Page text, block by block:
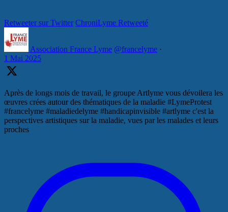
Retweeter sur Twitter ChroniLyme Retweeté
Association France Lyme @francelyme ·
1 Mai 2025
Après de longs mois de travail, le groupe Artlyme vous dévoilera les
œuvres crées autour des thématiques de la maladie #LymeProtest
#francelyme #maladiedelyme #handicapinvisible #artlyme c'est la
perspectives artistiques sur la maladie, vues par les malades et leurs
proches